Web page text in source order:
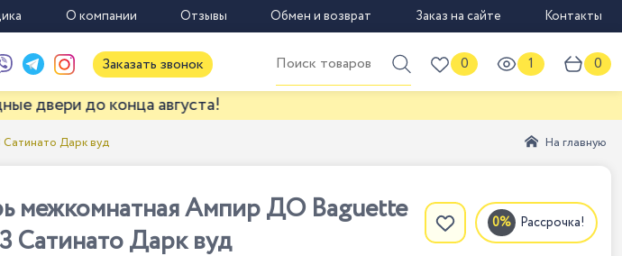
О компании Отзывы Обмен и возврат Заказ на сайте Контакты
Заказать звонок 0 1 0
до конца августа!
Дарк вуд На главную
межкомнатная Ампир ДО Baguette
Сатинато Дарк вуд
Рассрочка!